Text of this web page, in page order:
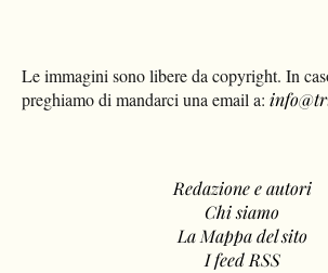
Le immagini sono libere da copyright. In
preghiamo di mandarci una email a:
Redazione e autori
Chi siamo
La Mappa del sito
I feed RSS